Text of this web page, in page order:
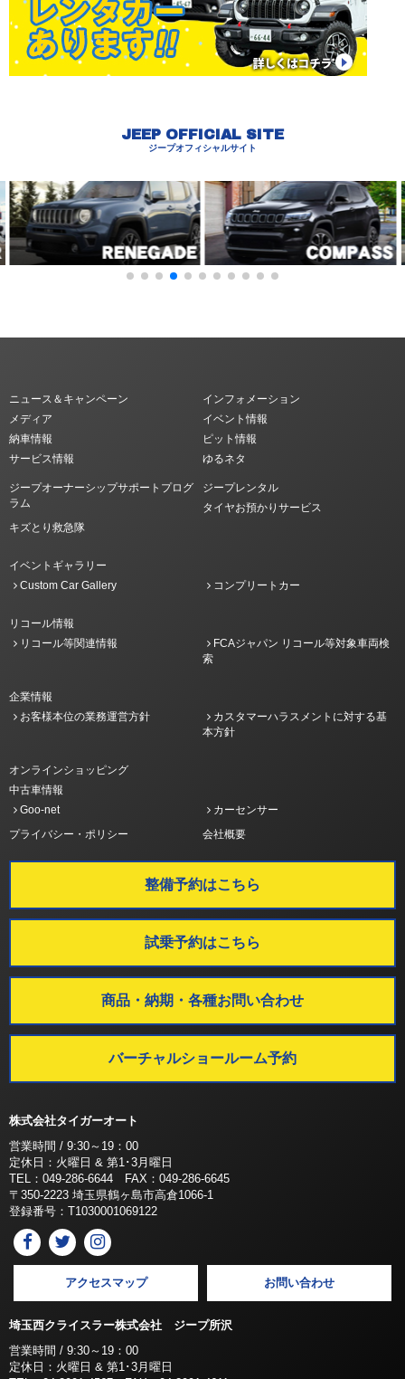
JEEP OFFICIAL SITE
ジープオフィシャルサイト
ニュース＆キャンペーン
インフォメーション
メディア
イベント情報
納車情報
ピット情報
サービス情報
ゆるネタ
ジープオーナーシップサポートプログ
ラム
ジープレンタル
タイヤお預かりサービス
キズとり救急隊
イベントギャラリー
Custom Car Gallery
コンプリートカー
リコール情報
リコール等関連情報
FCAジャパン リコール等対象車両検
索
企業情報
お客様本位の業務運営方針
カスタマーハラスメントに対する基
本方針
オンラインショッピング
中古車情報
Goo-net
カーセンサー
プライバシー・ポリシー
会社概要
整備予約はこちら
試乗予約はこちら
商品・納期・各種お問い合わせ
バーチャルショールーム予約
株式会社タイガーオート
営業時間 / 9:30～19：00
定休日：火曜日 & 第1･3月曜日
TEL：049-286-6644 FAX：049-286-6645
〒350-2223 埼玉県鶴ヶ島市高倉1066-1
登録番号：T1030001069122
アクセスマップ お問い合わせ
埼玉西クライスラー株式会社 ジープ所沢
営業時間 / 9:30～19：00
定休日：火曜日 & 第1･3月曜日